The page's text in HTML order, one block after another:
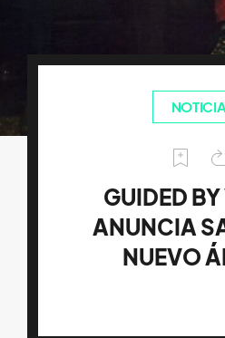
GUIDED
ANUNCIA
NUEVO